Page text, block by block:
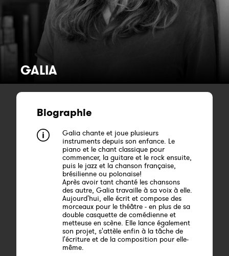
GALIA
Biographie
Galia chante et joue plusieurs
instruments depuis son enfance. Le
piano et le chant classique pour
commencer, la guitare et le rock ensuite,
puis le jazz et la chanson française,
brésilienne ou polonaise!
Après avoir tant chanté les chansons
des autre, Galia travaille à sa voix à elle.
Aujourd'hui, elle écrit et compose des
morceaux pour le théâtre - en plus de sa
double casquette de comédienne et
metteuse en scène. Elle lance également
son projet, s'attèle enfin à la tâche de
l'écriture et de la composition pour elle-
même.